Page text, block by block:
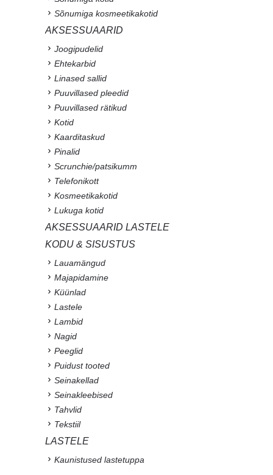
Sõnumiga kosmeetikakotid
AKSESSUAARID
Joogipudelid
Ehtekarbid
Linased sallid
Puuvillased pleedid
Puuvillased rätikud
Kotid
Kaarditaskud
Pinalid
Scrunchie/patsikumm
Telefonikott
Kosmeetikakotid
Lukuga kotid
AKSESSUAARID LASTELE
KODU & SISUSTUS
Lauamängud
Majapidamine
Küünlad
Lastele
Lambid
Nagid
Peeglid
Puidust tooted
Seinakellad
Seinakleebised
Tahvlid
Tekstiil
LASTELE
Kaunistused lastetuppa